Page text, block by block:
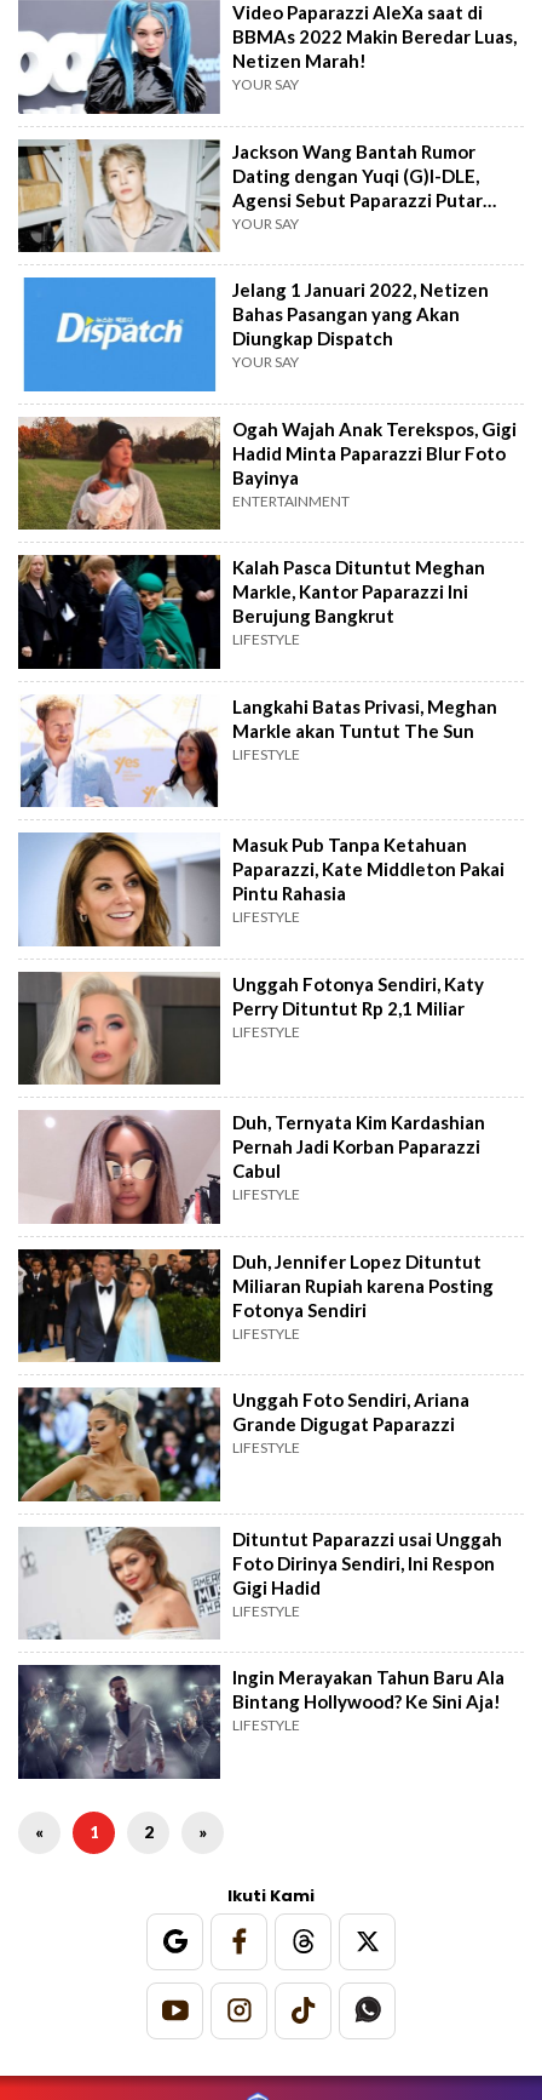
Video Paparazzi AleXa saat di
BBMAs 2022 Makin Beredar Luas,
Netizen Marah!
YOUR SAY
Jackson Wang Bantah Rumor
Dating dengan Yuqi (G)I-DLE,
Agensi Sebut Paparazzi Putar
Balik Fakta
YOUR SAY
Jelang 1 Januari 2022, Netizen
Bahas Pasangan yang Akan
Diungkap Dispatch
YOUR SAY
Ogah Wajah Anak Terekspos, Gigi
Hadid Minta Paparazzi Blur Foto
Bayinya
ENTERTAINMENT
Kalah Pasca Dituntut Meghan
Markle, Kantor Paparazzi Ini
Berujung Bangkrut
LIFESTYLE
Langkahi Batas Privasi, Meghan
Markle akan Tuntut The Sun
LIFESTYLE
Masuk Pub Tanpa Ketahuan
Paparazzi, Kate Middleton Pakai
Pintu Rahasia
LIFESTYLE
Unggah Fotonya Sendiri, Katy
Perry Dituntut Rp 2,1 Miliar
LIFESTYLE
Duh, Ternyata Kim Kardashian
Pernah Jadi Korban Paparazzi
Cabul
LIFESTYLE
Duh, Jennifer Lopez Dituntut
Miliaran Rupiah karena Posting
Fotonya Sendiri
LIFESTYLE
Unggah Foto Sendiri, Ariana
Grande Digugat Paparazzi
LIFESTYLE
Dituntut Paparazzi usai Unggah
Foto Dirinya Sendiri, Ini Respon
Gigi Hadid
LIFESTYLE
Ingin Merayakan Tahun Baru Ala
Bintang Hollywood? Ke Sini Aja!
LIFESTYLE
« 1 2 »
Ikuti Kami